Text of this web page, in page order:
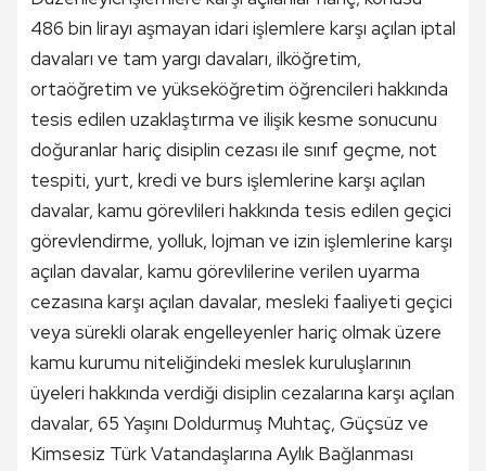
486 bin lirayı aşmayan idari işlemlere karşı açılan iptal
davaları ve tam yargı davaları, ilköğretim,
ortaöğretim ve yükseköğretim öğrencileri hakkında
tesis edilen uzaklaştırma ve ilişik kesme sonucunu
doğuranlar hariç disiplin cezası ile sınıf geçme, not
tespiti, yurt, kredi ve burs işlemlerine karşı açılan
davalar, kamu görevlileri hakkında tesis edilen geçici
görevlendirme, yolluk, lojman ve izin işlemlerine karşı
açılan davalar, kamu görevlilerine verilen uyarma
cezasına karşı açılan davalar, mesleki faaliyeti geçici
veya sürekli olarak engelleyenler hariç olmak üzere
kamu kurumu niteliğindeki meslek kuruluşlarının
üyeleri hakkında verdiği disiplin cezalarına karşı açılan
davalar, 65 Yaşını Doldurmuş Muhtaç, Güçsüz ve
Kimsesiz Türk Vatandaşlarına Aylık Bağlanması